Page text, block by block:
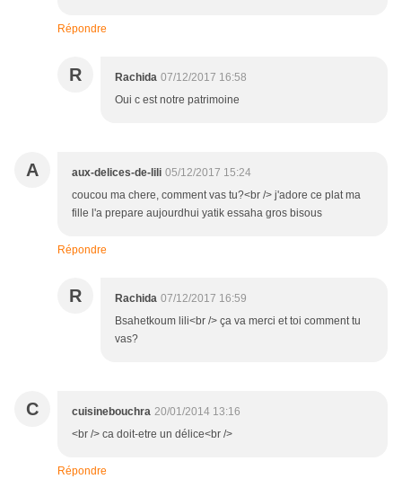
Répondre
R Rachida 07/12/2017 16:58
Oui c est notre patrimoine
A aux-delices-de-lili 05/12/2017 15:24
coucou ma chere, comment vas tu?<br /> j'adore ce plat ma
fille l'a prepare aujourdhui yatik essaha gros bisous
Répondre
R Rachida 07/12/2017 16:59
Bsahetkoum lili<br /> ça va merci et toi comment tu
vas?
C cuisinebouchra 20/01/2014 13:16
<br /> ca doit-etre un délice<br />
Répondre